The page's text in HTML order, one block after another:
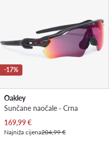
-17%
Oakley
Sunčane naočale · Crna
Trenutna cijena
169,99€
Najniža cijena204,99 €